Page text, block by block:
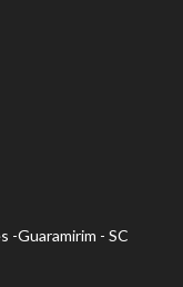
-Guaramirim - SC